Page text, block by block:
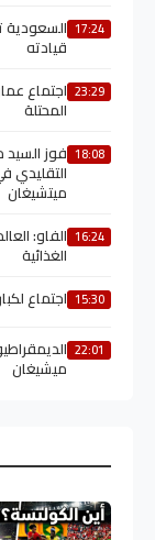
17:24 السعودية
قيادته
23:29 اجتماع
المحتلة
18:08 فوز السيد
التقليدي
ميتشيغان
16:24 الفاو:
الغذائية
15:30 اجتماع
22:01
ميشيغان